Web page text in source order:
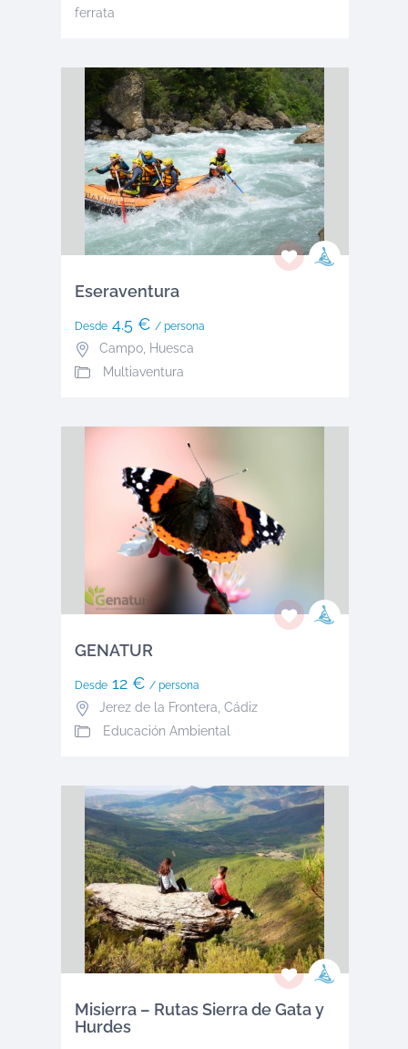
ferrata
Eseraventura
Desde4.5 € / persona
Campo, Huesca
Multiaventura
GENATUR
Desde12 € / persona
Jerez de la Frontera Cádiz
Educación Ambiental
Misierra – Rutas Sierra de Gata y
Hurdes